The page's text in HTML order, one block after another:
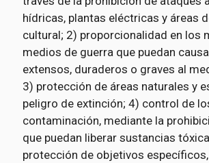
hídricas, plantas eléctricas y áreas
cultural; 2) proporcionalidad en los
medios de guerra que puedan
extensos, duraderos o graves al
3) protección de áreas naturales y
peligro de extinción; 4) control de
contaminación, mediante la
que puedan liberar sustancias
protección de objetivos